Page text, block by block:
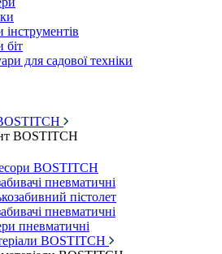
біт
для садової техніки
BOSTITCH
BOSTITCH
пневматичні
пістолет
пневматичні
пневматичні
BOSTITCH